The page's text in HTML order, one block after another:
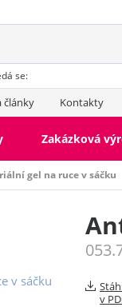
se:
články Kontakty
Zakázková
gel na ruce v sáčku
v